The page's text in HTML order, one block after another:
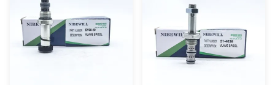
excavator, and bulldozer parts
PART NUMBER R225VS
R225-7 R210-7 Application
R225VS R225-7 R210-7
Quality Good quality ...
PART NUMBER R225-7
R215-7 R220-7 R265-7 R305-7
Application R225-7 R215-7
R220-7 R265-7 R305-7 Quality
...